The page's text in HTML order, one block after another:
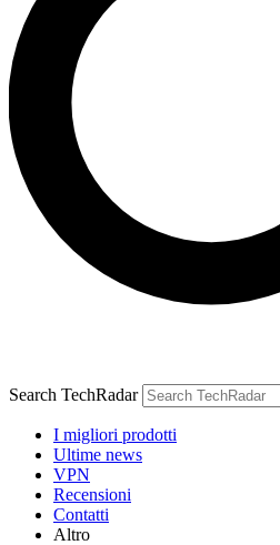
Search TechRadar
I migliori prodotti
Ultime news
VPN
Recensioni
Contatti
Altro